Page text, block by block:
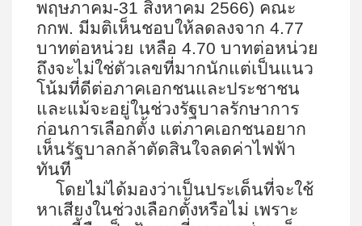
พฤษภาคม-31 สิงหาคม 2566) คณะ
กกพ. มีมติเห็นชอบให้ลดลงจาก 4.77
บาทต่อหน่วย เหลือ 4.70 บาทต่อหน่วย
ถึงจะไม่ใช่ตัวเลขที่มากนักแต่เป็นแนว
โน้มที่ดีต่อภาคเอกชนและประชาชน
และแม้จะอยู่ในช่วงรัฐบาลรักษาการ
ก่อนการเลือกตั้ง แต่ภาคเอกชนอยาก
เห็นรัฐบาลกล้าตัดสินใจลดค่าไฟฟ้า
ทันที
โดยไม่ได้มองว่าเป็นประเด็นที่จะใช้
หาเสียงในช่วงเลือกตั้งหรือไม่ เพราะ